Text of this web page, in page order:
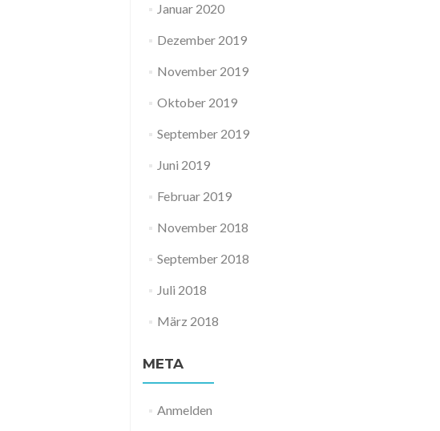
Januar 2020
Dezember 2019
November 2019
Oktober 2019
September 2019
Juni 2019
Februar 2019
November 2018
September 2018
Juli 2018
März 2018
META
Anmelden